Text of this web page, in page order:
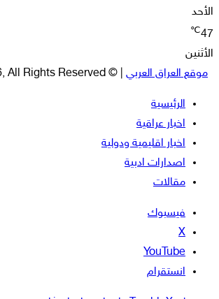
الأحد
47
℃
الأثنين
موقع العراق العربي | © Copyright 2026, All Rights Reserved
الرئيسية
اخبار عراقية
اخبار اقليمية ودولية
اصدارات ادبية
مقالات
فيسبوك
‫X
‫YouTube
انستقرام